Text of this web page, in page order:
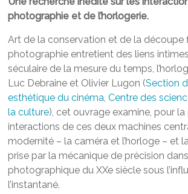
lettres
photographie et de l’horlogerie.
Art de la conservation et de la découpe
photographie entretient des liens
séculaire de la mesure du temps,
Luc Debraine et Olivier Lugon (Section
esthétique du cinéma,Centre des
la culture), cet ouvrage examine, pour
interactions de ces deux machines
modernité – la caméra et l’horloge – et
prise par la mécanique de précision
photographique du XXe siècle sous
l’instantané.